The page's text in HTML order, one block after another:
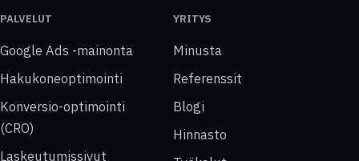
PALVELUT
Google Ads -mainonta
Hakukoneoptimointi
Konversio-optimointi
(CRO)
Laskeutumissivut
YRITYS
Minusta
Referenssit
Blogi
Hinnasto